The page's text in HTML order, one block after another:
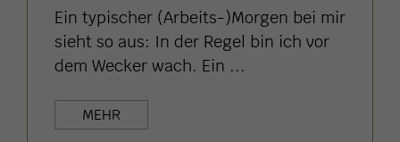
Ein typischer (Arbeits-)Morgen bei mir
sieht so aus: In der Regel bin ich vor
dem Wecker wach. Ein ...
MEHR